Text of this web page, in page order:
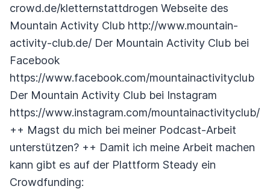
crowd.de/kletternstattdrogen Webseite des
Mountain Activity Club http://www.mountain-
activity-club.de/ Der Mountain Activity Club bei
Facebook
https://www.facebook.com/mountainactivityclub
Der Mountain Activity Club bei Instagram
https://www.instagram.com/mountainactivityclub/
++ Magst du mich bei meiner Podcast-Arbeit
unterstützen? ++ Damit ich meine Arbeit machen
kann gibt es auf der Plattform Steady ein
Crowdfunding: